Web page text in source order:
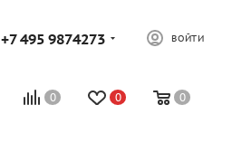
+7 495 9874273 ВОЙТИ
0 0 0